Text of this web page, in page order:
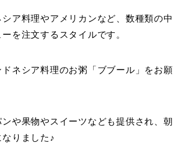
ア料理やアメリカンなど、数種類の中
を注文するスタイルです。
ネシア料理のお粥「ブブール」をお願
や果物やスイーツなども提供され、朝
りました♪